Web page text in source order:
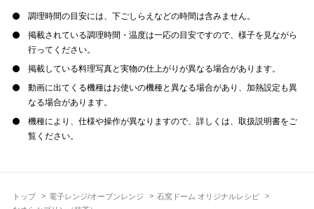
トップ 電子レンジ/オーブンレンジ
石窯ドーム オリジナルレシピ
調理時間の目安には、下ごしらえなどの時間は含みません。
掲載されている調理時間・温度は一応の目安ですので、様子を見ながら
行ってください。
掲載している料理写真と実物の仕上がりが異なる場合があります。
動画に出てくる機種はお使いの機種と異なる場合があり、加熱設定も異
なる場合があります。
機種により、仕様や操作が異なりますので、詳しくは、取扱説明書をご
覧ください。